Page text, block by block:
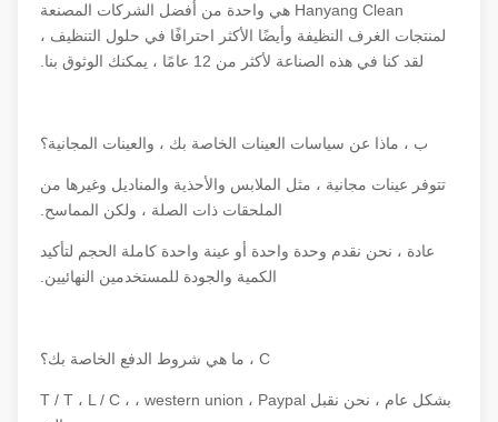
Hanyang Clean هي واحدة من أفضل الشركات المصنعة
لمنتجات الغرف النظيفة وأيضًا الأكثر احترافًا في حلول التنظيف ،
لقد كنا في هذه الصناعة لأكثر من 12 عامًا ، يمكنك الوثوق بنا.
ب ، ماذا عن سياسات العينات الخاصة بك ، والعينات المجانية؟
تتوفر عينات مجانية ، مثل الملابس والأحذية والمناديل وغيرها من
الملحقات ذات الصلة ، ولكن المماسح.
عادة ، نحن نقدم وحدة واحدة أو عينة واحدة كاملة الحجم لتأكيد
الكمية والجودة للمستخدمين النهائيين.
بشكل عام ، نحن نقبل T / T ، L / C ، ، western union ، Paypal